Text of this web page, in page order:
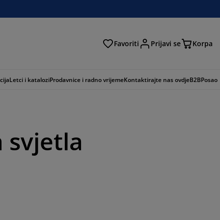
Favoriti Prijavi se Korpa
Letci i kataloziProdavnice i radno vrijemeKontaktirajte nas ovdjeB2BPosao
svjetla